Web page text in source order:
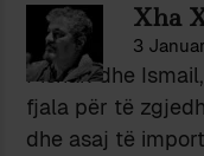
Xha
3
Pishak dhe
fjala për të
dhe asaj të